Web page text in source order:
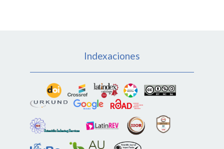
Indexaciones